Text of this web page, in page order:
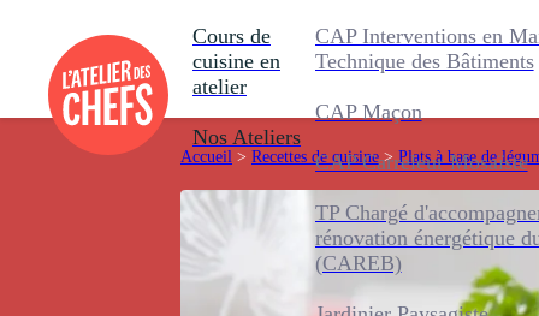
Cours de
cuisine en
atelier
Nos Ateliers
CAP Interventions en
Technique des Bâtiments
CAP Maçon
CAP Carreleur Mosaïste
TP Chargé
rénovation énergétique
(CAREB)
Accueil > Recettes de cuisine > Plats à base de